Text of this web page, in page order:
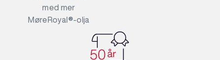
med mer
MøreRoyal®-olja